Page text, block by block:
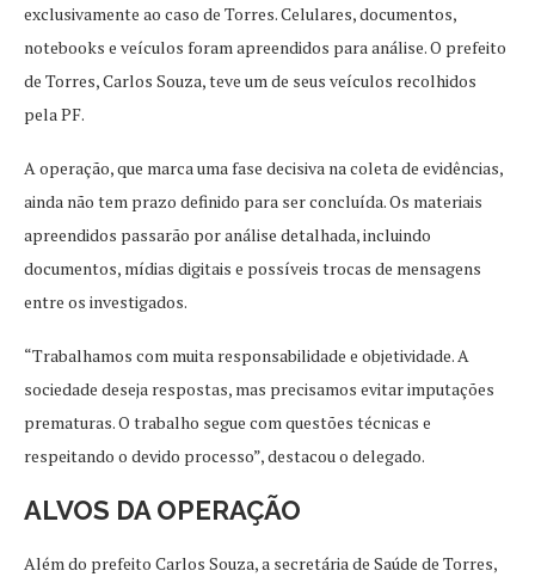
exclusivamente ao caso de Torres. Celulares, documentos,
notebooks e veículos foram apreendidos para análise. O prefeito
de Torres, Carlos Souza, teve um de seus veículos recolhidos
pela PF.
A operação, que marca uma fase decisiva na coleta de evidências,
ainda não tem prazo definido para ser concluída. Os materiais
apreendidos passarão por análise detalhada, incluindo
documentos, mídias digitais e possíveis trocas de mensagens
entre os investigados.
“Trabalhamos com muita responsabilidade e objetividade. A
sociedade deseja respostas, mas precisamos evitar imputações
prematuras. O trabalho segue com questões técnicas e
respeitando o devido processo”, destacou o delegado.
ALVOS DA OPERAÇÃO
Além do prefeito Carlos Souza, a secretária de Saúde de Torres,